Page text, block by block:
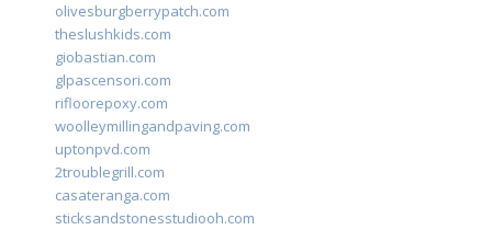
olivesburgberrypatch.com
theslushkids.com
giobastian.com
glpascensori.com
rifloorepoxy.com
woolleymillingandpaving.com
uptonpvd.com
2troublegrill.com
casateranga.com
sticksandstonesstudiooh.com